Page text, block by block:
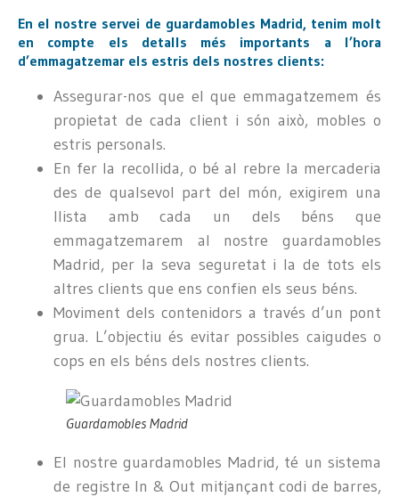
En el nostre servei de guardamobles Madrid, tenim molt
en compte els detalls més importants a l’hora
d’emmagatzemar els estris dels nostres clients:
Assegurar-nos que el que emmagatzemem és
propietat de cada client i són això, mobles o
estris personals.
En fer la recollida, o bé al rebre la mercaderia
des de qualsevol part del món, exigirem una
llista amb cada un dels béns que
emmagatzemarem al nostre guardamobles
Madrid, per la seva seguretat i la de tots els
altres clients que ens confien els seus béns.
Moviment dels contenidors a través d’un pont
grua. L’objectiu és evitar possibles caigudes o
cops en els béns dels nostres clients.
Guardamobles Madrid
El nostre guardamobles Madrid, té un sistema
de registre In & Out mitjançant codi de barres,